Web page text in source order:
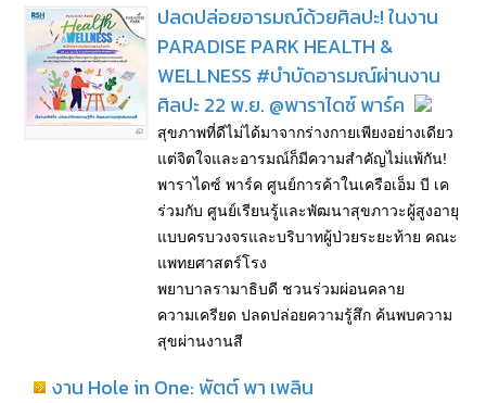
ปลดปล่อยอารมณ์ด้วยศิลปะ! ในงาน
PARADISE PARK HEALTH &
WELLNESS #บำบัดอารมณ์ผ่านงาน
ศิลปะ 22 พ.ย. @พาราไดซ์ พาร์ค
สุขภาพที่ดีไม่ได้มาจากร่างกายเพียงอย่างเดียว
แต่จิตใจและอารมณ์ก็มีความสำคัญไม่แพ้กัน!
พาราไดซ์ พาร์ค ศูนย์การค้าในเครือเอ็ม บี เค
ร่วมกับ ศูนย์เรียนรู้และพัฒนาสุขภาวะผู้สูงอายุ
แบบครบวงจรและบริบาทผู้ป่วยระยะท้าย คณะ
แพทยศาสตร์โรง
พยาบาลรามาธิบดี ชวนร่วมผ่อนคลาย
ความเครียด ปลดปล่อยความรู้สึก ค้นพบความ
สุขผ่านงานสี
งาน Hole in One: พัตต์ พา เพลิน